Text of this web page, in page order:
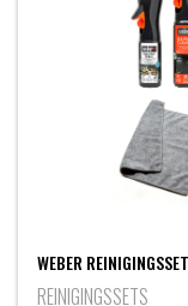
WEBER
REINIGINGSSETS